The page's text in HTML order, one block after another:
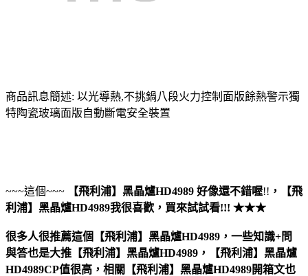
商品訊息簡述: 以光導熱,不挑鍋八段火力控制面版餘熱警示獨
特陶瓷玻璃面版自動斷電安全裝置
~~~這個~~~ 【飛利浦】黑晶爐HD4989 好像還不錯喔!! ，
【飛
利浦】黑晶爐HD4989我很喜歡，買來試試看!!! ★★★
很多人很推薦這個【飛利浦】黑晶爐HD4989，一些知識+問
與答也是大推【飛利浦】黑晶爐HD4989，【飛利浦】黑晶爐
HD4989CP值很高，相關【飛利浦】黑晶爐HD4989開箱文也